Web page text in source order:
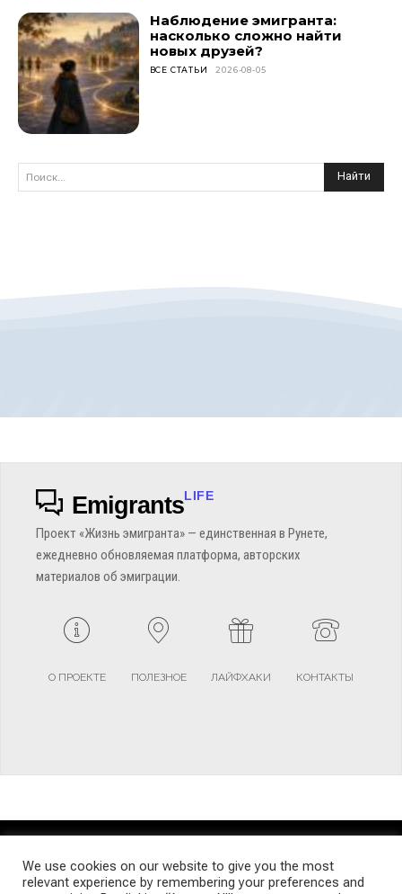
Наблюдение эмигранта:
насколько сложно найти
новых друзей?
ВСЕ СТАТЬИ 2026-08-05
Поиск... Найти
EmigrantsLIFE
Проект «Жизнь эмигранта» — единственная в Рунете,
ежедневно обновляемая платформа, авторских
материалов об эмиграции.
О ПРОЕКТЕ ПОЛЕЗНОЕ ЛАЙФХАКИ КОНТАКТЫ
TERMS AND CONDITIONS PRIVACY POLICY SITEMAP
We use cookies on our website to give you the most
relevant experience by remembering your preferences and